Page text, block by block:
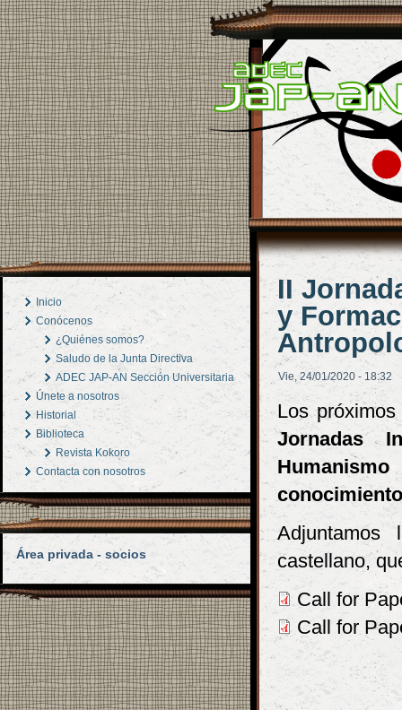
Inicio
Conócenos
¿Quiénes somos?
Saludo de la Junta Directiva
ADEC JAP-AN Sección Universitaria
Únete a nosotros
Historial
Biblioteca
Revista Kokoro
Contacta con nosotros
Área privada - socios
II
y
Vie, 24/01/2020 - 18:32
Los
Jornadas
conocimiento
castellano,
Call for
Call for